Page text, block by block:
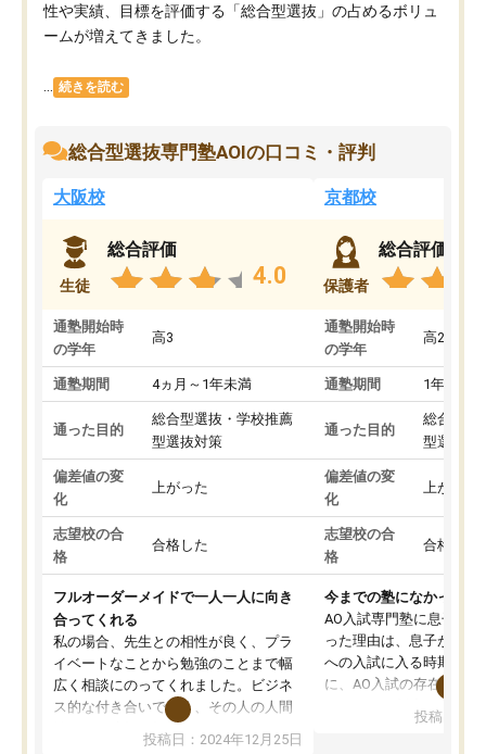
性や実績、目標を評価する「総合型選抜」の占めるボリュ
ームが増えてきました。
続きを読む
総合型選抜専門塾AOIの口コミ・評判
大阪校
生徒
総合評価
4.0
通塾開始時
の学年
高3
通塾期間 4ヵ月～1年未満
通った目的
総合型選抜・学校推薦
型選抜対策
偏差値の変
化
上がった
志望校の合
格
合格した
フルオーダーメイドで一人一人に向き
合ってくれる
私の場合、先生との相性が良く、プラ
イベートなことから勉強のことまで幅
広く相談にのってくれました。ビジネ
ス的な付き合いでなく、その人の人間
性までを適切に把握し、むきあってい
るなぁと強く感じることできました。
投稿日：2024年12月25日
京都校
保護者
総合評価
通塾開始時
の学年
高2
通塾期間 1年以上
通った目的
総合型選
型選抜対
偏差値の変
化
上がった
志望校の合
格
合格した
今までの塾になかった
AO入試専門塾に息子を
った理由は、息子が高校
への入試に入る時期に差
に、AO入試の存在を息
たことから、AOIに入塾
投稿日：